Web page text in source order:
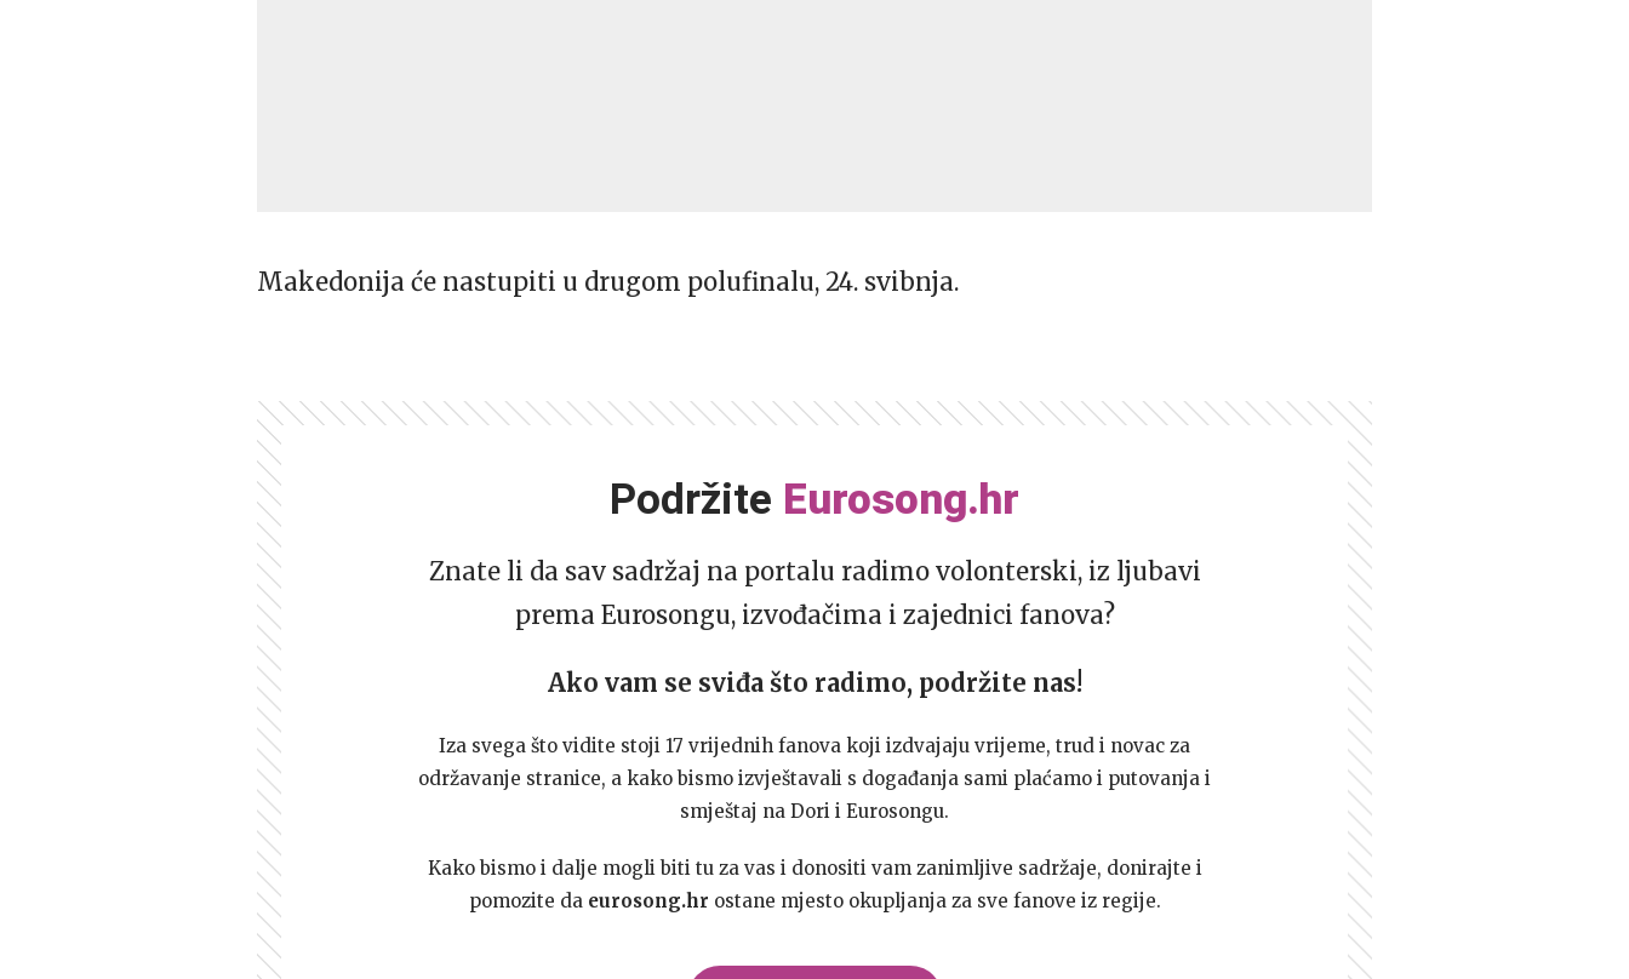
Makedonija će nastupiti u drugom polufinalu, 24. svibnja.
Podržite Eurosong.hr
Znate li da sav sadržaj na portalu radimo volonterski, iz ljubavi
prema Eurosongu, izvođačima i zajednici fanova?
Ako vam se sviđa što radimo, podržite nas!
Iza svega što vidite stoji 17 vrijednih fanova koji izdvajaju vrijeme, trud i novac za
održavanje stranice, a kako bismo izvještavali s događanja sami plaćamo i putovanja i
smještaj na Dori i Eurosongu.
Kako bismo i dalje mogli biti tu za vas i donositi vam zanimljive sadržaje, donirajte i
pomozite da eurosong.hr ostane mjesto okupljanja za sve fanove iz regije.